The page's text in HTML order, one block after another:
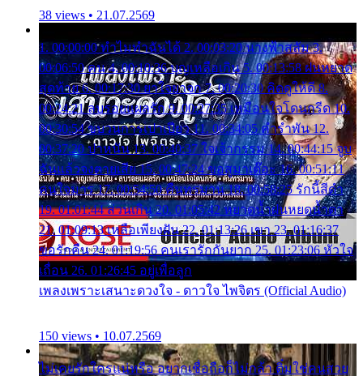
38 views • 21.07.2569
1. 00:00:00 ทำไมทำฉันได้ 2. 00:03:20 นางฟ้าสลัม 3.
00:06:50 คน 4. 00:10:36 บุญเหลือเกิน 5. 00:13:58 ฝนหยาด
สุดท้าย 6. 00:17:30 ยาใจยาจก 7. 00:20:30 คิดดูให้ดี 8.
00:24:21 ลบรอยแผลรัก 9. 00:27:35 เหมือนใจโดนกรีด 10.
00:30:54 ขบวนการเปาเปียว 11. 00:34:05 คำรำพัน 12.
00:37:20 ปาหนัน 13. 00:40:37 ใจเจ้ากรรม 14. 00:44:15 จูบ
ฉันแล้วจงตายเสีย 15. 00:47:24 ขอสูมาเต๊อะ 16. 00:51:11
คนใจมาร 17. 00:54:50 คืนทรมาน 18. 00:58:25 รักนี้สีดำ
19. 01:01:44 ส่วนเกิน 20. 01:05:42 หยาดน้ำฝนหยดน้ำตา
21. 01:09:13 เหลือเพียงฝัน 22. 01:13:26 เขา 23. 01:16:37
ขอรักคืน 24. 01:19:56 คนเรารักกันยาก 25. 01:23:06 หัวใจ
เถื่อน 26. 01:26:45 อยู่เพื่อลูก
เพลงเพราะเสนาะดวงใจ - ดาวใจ ไพจิตร (Official Audio)
150 views • 10.07.2569
ไม่เคยรักใครแน่หรือ อยากเชื่อถือก็ไม่กล้า ติ๋มใช่คนสวย